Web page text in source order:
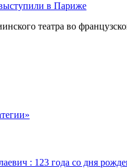
в Париже
театра во
: 123 года со дня